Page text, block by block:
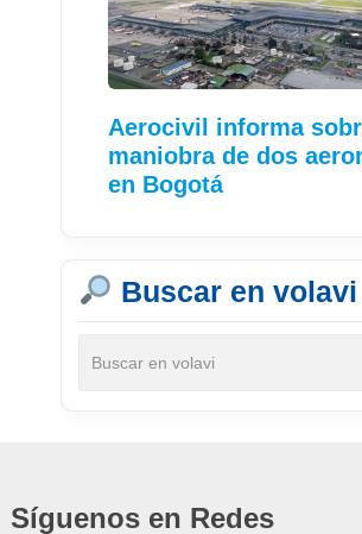
Aerocivil informa
maniobra de dos
en Bogotá
Buscar en volavi
Síguenos en Redes